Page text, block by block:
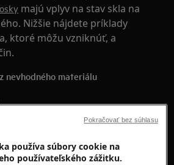
majú vplyv na stav skla na
Nižšie nájdete príklady
ktoré môžu vzniknúť, a
nevhodného materiálu
používa súbory cookie na
používateľského zážitku.
Pokračovať bez súhlasu